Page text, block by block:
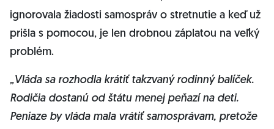
ignorovala žiadosti samospráv o stretnutie a keď už
prišla s pomocou, je len drobnou záplatou na veľký
problém.
„Vláda sa rozhodla krátiť takzvaný rodinný balíček.
Rodičia dostanú od štátu menej peňazí na deti.
Peniaze by vláda mala vrátiť samosprávam, pretože